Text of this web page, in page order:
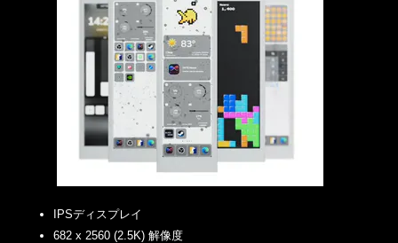
IPSディスプレイ
682 x 2560 (2.5K) 解像度